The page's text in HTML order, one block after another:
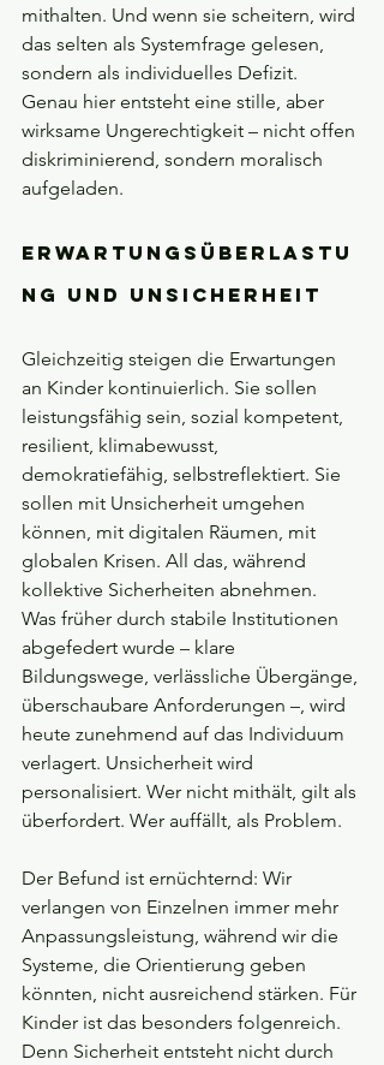
mithalten. Und wenn sie scheitern, wird
das selten als Systemfrage gelesen,
sondern als individuelles Defizit.
Genau hier entsteht eine stille, aber
wirksame Ungerechtigkeit – nicht offen
diskriminierend, sondern moralisch
aufgeladen.
Erwartungsüberlastu
ng und Unsicherheit
Gleichzeitig steigen die Erwartungen
an Kinder kontinuierlich. Sie sollen
leistungsfähig sein, sozial kompetent,
resilient, klimabewusst,
demokratiefähig, selbstreflektiert. Sie
sollen mit Unsicherheit umgehen
können, mit digitalen Räumen, mit
globalen Krisen. All das, während
kollektive Sicherheiten abnehmen.
Was früher durch stabile Institutionen
abgefedert wurde – klare
Bildungswege, verlässliche Übergänge,
überschaubare Anforderungen –, wird
heute zunehmend auf das Individuum
verlagert. Unsicherheit wird
personalisiert. Wer nicht mithält, gilt als
überfordert. Wer auffällt, als Problem.
Der Befund ist ernüchternd: Wir
verlangen von Einzelnen immer mehr
Anpassungsleistung, während wir die
Systeme, die Orientierung geben
könnten, nicht ausreichend stärken. Für
Kinder ist das besonders folgenreich.
Denn Sicherheit entsteht nicht durch